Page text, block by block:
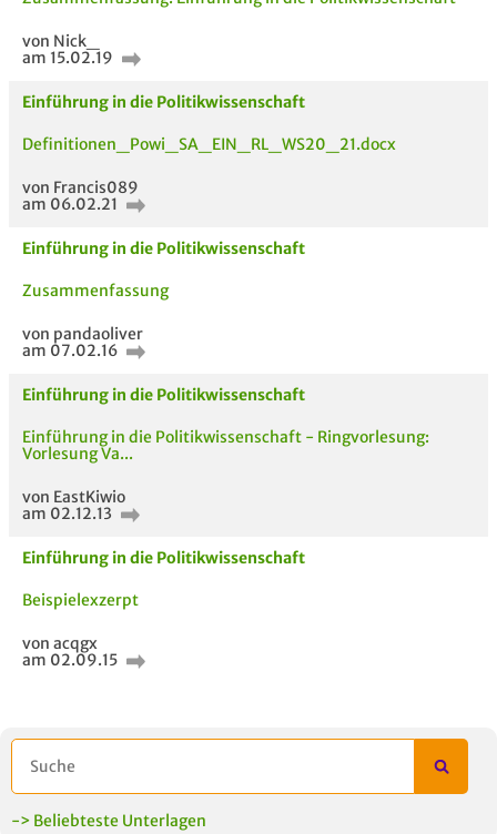
AUCH IM MODUL
von Nick_
am 15.02.19
Einführung in die Politikwissenschaft
Definitionen_Powi_SA_EIN_RL_WS20_21.docx
von Francis089
am 06.02.21
Einführung in die Politikwissenschaft
Zusammenfassung
von pandaoliver
am 07.02.16
Einführung in die Politikwissenschaft
Einführung in die Politikwissenschaft - Ringvorlesung:
Vorlesung Va...
von EastKiwio
am 02.12.13
Einführung in die Politikwissenschaft
Beispielexzerpt
von acqgx
am 02.09.15
-> Beliebteste Unterlagen